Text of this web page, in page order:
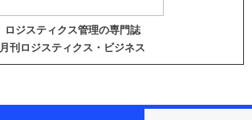
ロジスティクス管理の専門誌
月刊ロジスティクス・ビジネス